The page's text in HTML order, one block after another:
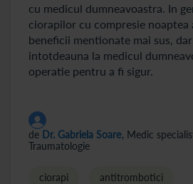
cu medicul dumneavoastra. In
ciorapilor cu compresie noaptea
beneficii mentionate mai sus,
intotdeauna la medicul
operatie pentru a fi sigur.
de Dr. Gabriela Soare, Medic
Traumatologie
ciorapi antitrombotici